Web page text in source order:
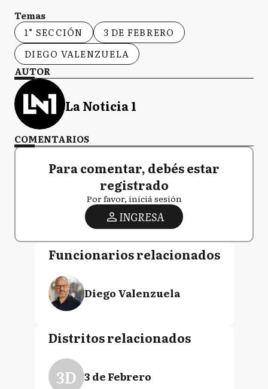
Temas
1° SECCIÓN
3 DE FEBRERO
DIEGO VALENZUELA
AUTOR
La Noticia 1
COMENTARIOS
Para comentar, debés estar
registrado
Por favor, iniciá sesión
INGRESA
Funcionarios relacionados
Diego Valenzuela
Distritos relacionados
3D 3 de Febrero